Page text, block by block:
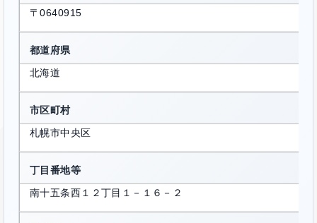
〒0640915
都道府県
北海道
市区町村
札幌市中央区
丁目番地等
南十五条西１２丁目１－１６－２